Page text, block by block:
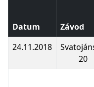
Datum Závod
24.11.2018
20